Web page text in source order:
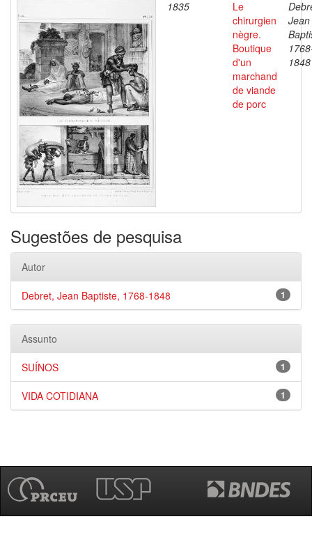
1835
Le
chirurgien
nègre.
Boutique
d'un
marchand
de viande
de porc
Jean
1848
Sugestões de pesquisa
Autor
1
Debret, Jean Baptiste, 1768-1848
Assunto
1
SUÍNOS
1
VIDA COTIDIANA